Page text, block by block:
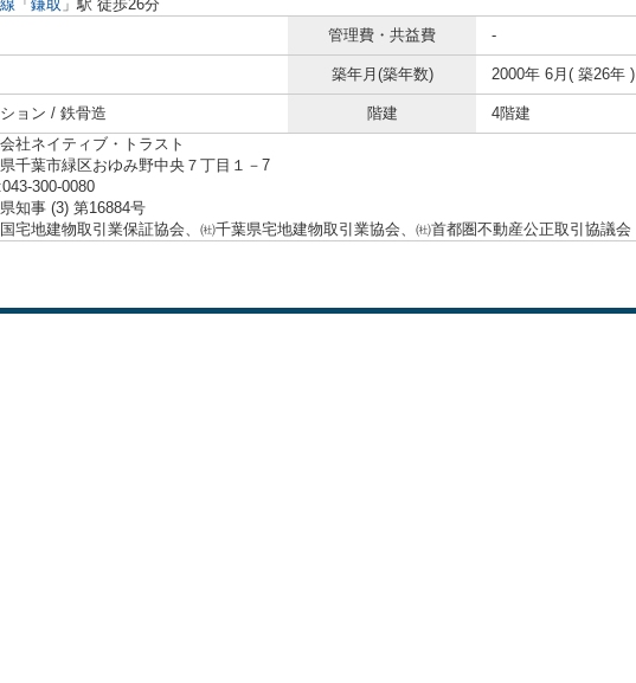
「 鎌取 」駅 徒歩26分
管理費・共益費 -
築年月(築年数) 2000年 6月( 築26年 )
ョン / 鉄骨造 階建 4階建
社ネイティブ・トラスト
千葉市緑区おゆみ野中央７丁目１－7
300-0080
知事 (3) 第16884号
宅地建物取引業保証協会、㈳千葉県宅地建物取引業協会、㈳首都圏不動産公正取引協議会